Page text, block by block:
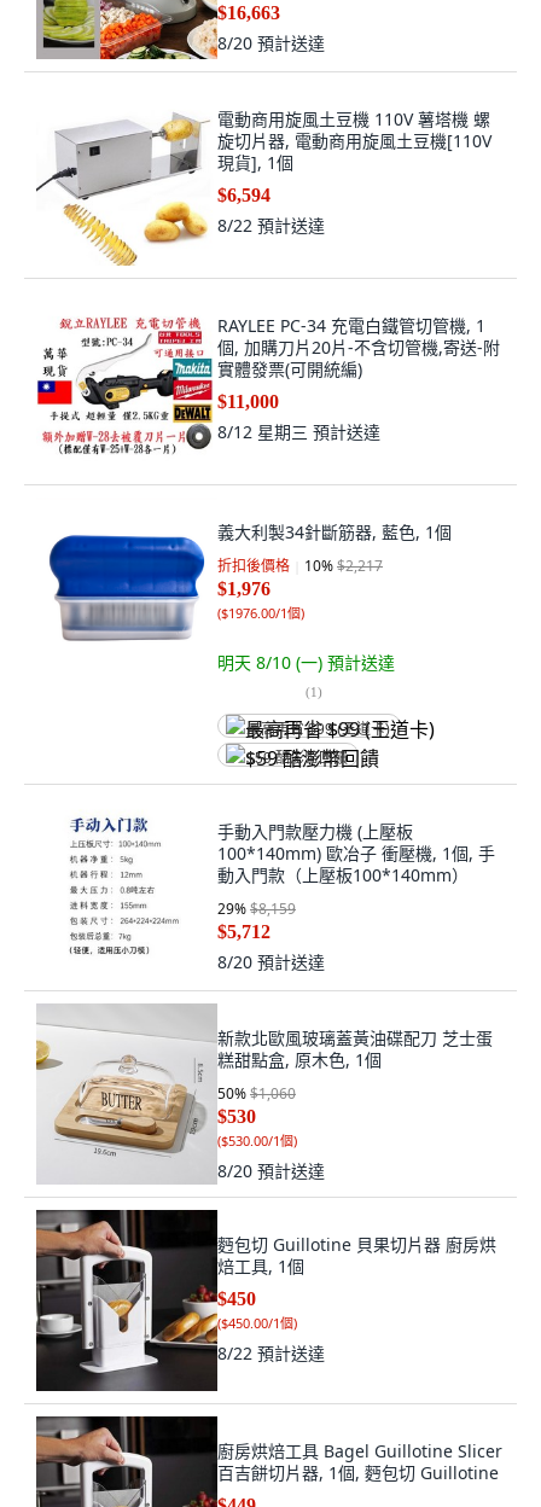
$16,663
8/20 預計送達
電動商用旋風土豆機 110V 薯塔機 螺
旋切片器, 電動商用旋風土豆機[110V
現貨], 1個
$6,594
8/22 預計送達
RAYLEE PC-34 充電白鐵管切管機, 1
個, 加購刀片20片-不含切管機,寄送-附
實體發票(可開統編)
$11,000
8/12 星期三 預計送達
義大利製34針斷筋器, 藍色, 1個
折扣後價格 10%$2,217
$1,976
($1976.00/1個)
明天 8/10 (一) 預計送達
(1)
最高再省 $99 (王道卡)
$59 酷澎幣回饋
手動入門款壓力機 (上壓板
100*140mm) 歐冶子 衝壓機, 1個, 手
動入門款（上壓板100*140mm）
29%$8,159
$5,712
8/20 預計送達
新款北歐風玻璃蓋黃油碟配刀 芝士蛋
糕甜點盒, 原木色, 1個
50%$1,060
$530
($530.00/1個)
8/20 預計送達
麪包切 Guillotine 貝果切片器 廚房烘
焙工具, 1個
$450
($450.00/1個)
8/22 預計送達
廚房烘焙工具 Bagel Guillotine Slicer
百吉餅切片器, 1個, 麪包切 Guillotine